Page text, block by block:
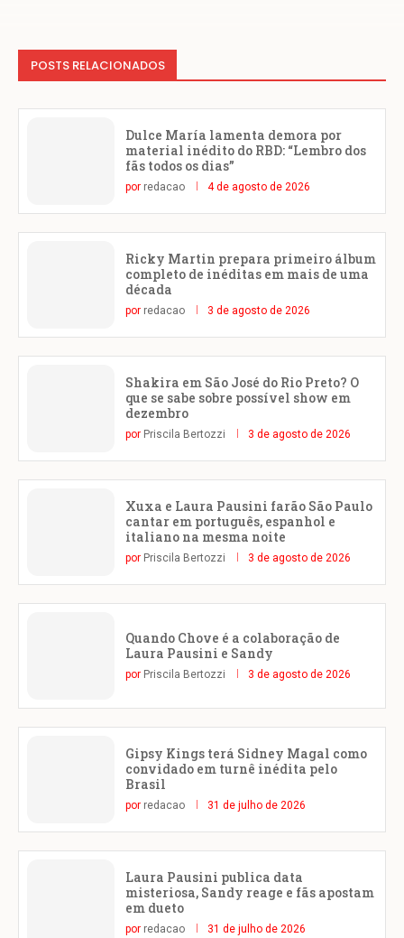
POSTS RELACIONADOS
Dulce María lamenta demora por
material inédito do RBD: “Lembro dos
fãs todos os dias”
por redacao 4 de agosto de 2026
Ricky Martin prepara primeiro álbum
completo de inéditas em mais de uma
década
por redacao 3 de agosto de 2026
Shakira em São José do Rio Preto? O
que se sabe sobre possível show em
dezembro
por Priscila Bertozzi 3 de agosto de 2026
Xuxa e Laura Pausini farão São Paulo
cantar em português, espanhol e
italiano na mesma noite
por Priscila Bertozzi 3 de agosto de 2026
Quando Chove é a colaboração de
Laura Pausini e Sandy
por Priscila Bertozzi 3 de agosto de 2026
Gipsy Kings terá Sidney Magal como
convidado em turnê inédita pelo
Brasil
por redacao 31 de julho de 2026
Laura Pausini publica data
misteriosa, Sandy reage e fãs apostam
em dueto
por redacao 31 de julho de 2026